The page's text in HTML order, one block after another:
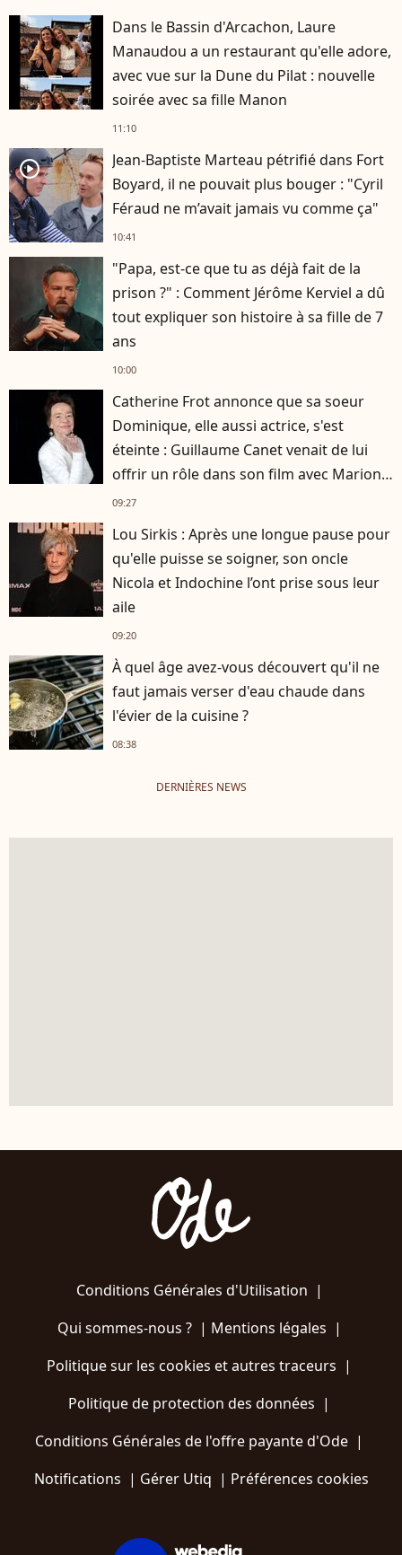
Dans le Bassin d'Arcachon, Laure
Manaudou a un restaurant qu'elle adore,
avec vue sur la Dune du Pilat : nouvelle
soirée avec sa fille Manon
11:10
player2
Jean-Baptiste Marteau pétrifié dans Fort
Boyard, il ne pouvait plus bouger : "Cyril
Féraud ne m’avait jamais vu comme ça"
10:41
"Papa, est-ce que tu as déjà fait de la
prison ?" : Comment Jérôme Kerviel a dû
tout expliquer son histoire à sa fille de 7
ans
10:00
Catherine Frot annonce que sa soeur
Dominique, elle aussi actrice, s'est
éteinte : Guillaume Canet venait de lui
offrir un rôle dans son film avec Marion
Cotillard
09:27
Lou Sirkis : Après une longue pause pour
qu'elle puisse se soigner, son oncle
Nicola et Indochine l’ont prise sous leur
aile
09:20
À quel âge avez-vous découvert qu'il ne
faut jamais verser d'eau chaude dans
l'évier de la cuisine ?
08:38
DERNIÈRES NEWS
Conditions Générales d'Utilisation |
Qui sommes-nous ?| Mentions légales |
Politique sur les cookies et autres traceurs |
Politique de protection des données |
Conditions Générales de l'offre payante d'Ode |
Notifications | Gérer Utiq | Préférences cookies